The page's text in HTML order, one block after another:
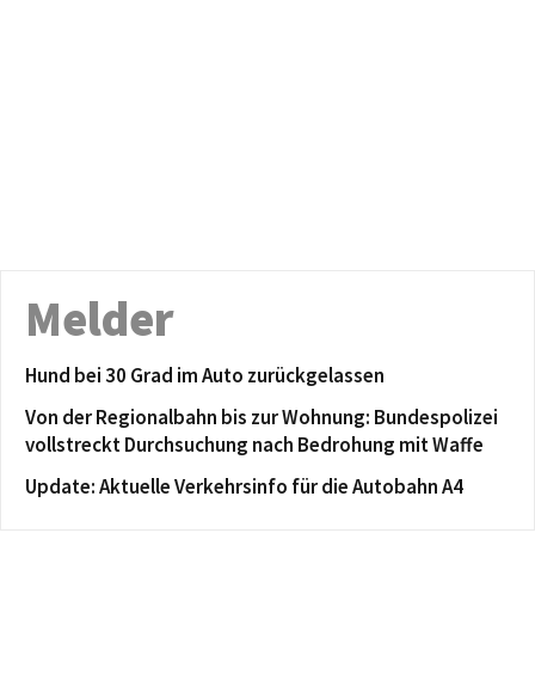
Melder
Hund bei 30 Grad im Auto zurückgelassen
Von der Regionalbahn bis zur Wohnung: Bundespolizei
vollstreckt Durchsuchung nach Bedrohung mit Waffe
Update: Aktuelle Verkehrsinfo für die Autobahn A4